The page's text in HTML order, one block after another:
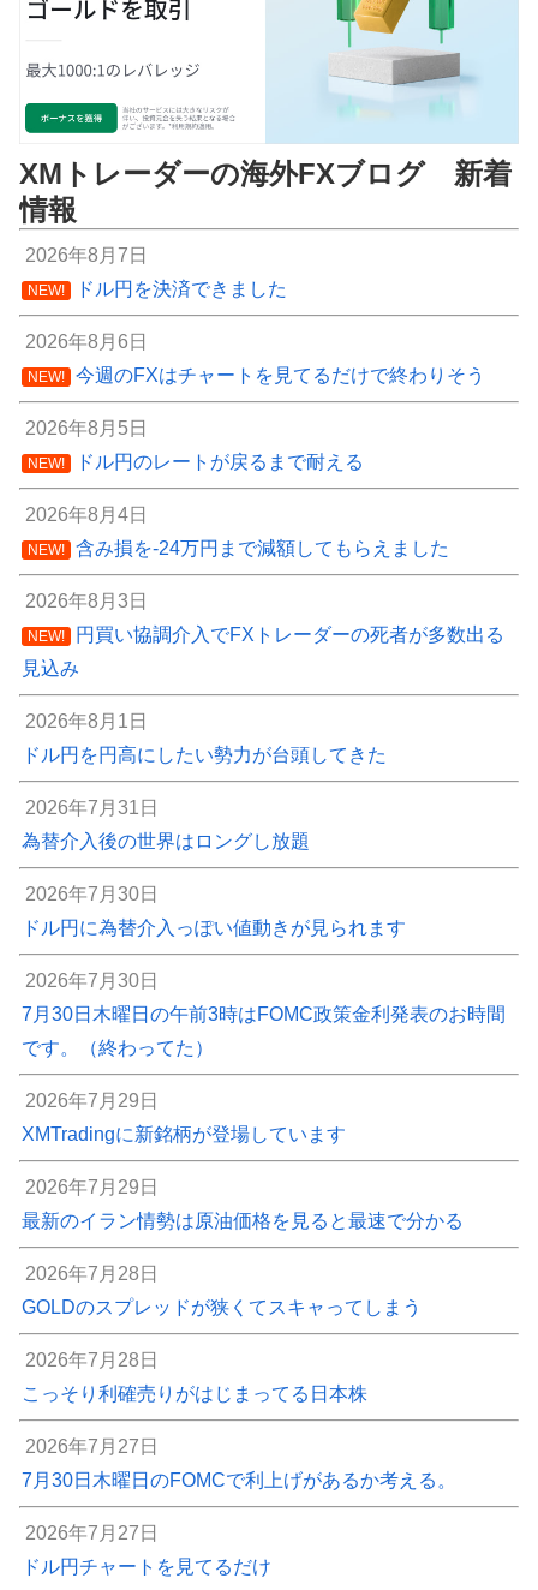
XMトレーダーの海外FXブログ 新着
情報
2026年8月7日
NEW! ドル円を決済できました
2026年8月6日
NEW! 今週のFXはチャートを見てるだけで終わりそう
2026年8月5日
NEW! ドル円のレートが戻るまで耐える
2026年8月4日
NEW! 含み損を-24万円まで減額してもらえました
2026年8月3日
NEW!
円買い協調介入でFXトレーダーの死者が多数出る
見込み
2026年8月1日
ドル円を円高にしたい勢力が台頭してきた
2026年7月31日
為替介入後の世界はロングし放題
2026年7月30日
ドル円に為替介入っぽい値動きが見られます
2026年7月30日
7月30日木曜日の午前3時はFOMC政策金利発表のお時間
です。（終わってた）
2026年7月29日
XMTradingに新銘柄が登場しています
2026年7月29日
最新のイラン情勢は原油価格を見ると最速で分かる
2026年7月28日
GOLDのスプレッドが狭くてスキャってしまう
2026年7月28日
こっそり利確売りがはじまってる日本株
2026年7月27日
7月30日木曜日のFOMCで利上げがあるか考える。
2026年7月27日
ドル円チャートを見てるだけ